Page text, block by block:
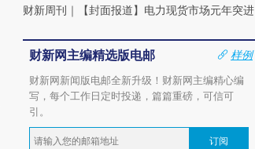
财新周刊 ｜ 【封面报道】电力现货市场元年突进
财新网主编精选版电邮
样例
财新网新闻版电邮全新升级！财新网主编精心编
写，每个工作日定时投递，篇篇重磅，可信可
引。
订阅